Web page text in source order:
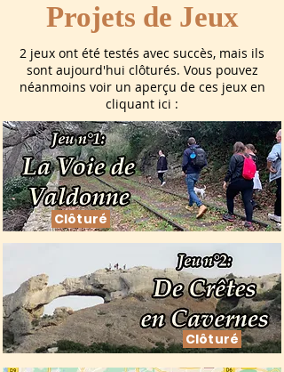
Projets de Jeux
2 jeux ont été testés avec succès, mais ils
sont aujourd'hui clôturés. Vous pouvez
néanmoins voir un aperçu de ces jeux en
cliquant ici :
Clôturé
Clôturé